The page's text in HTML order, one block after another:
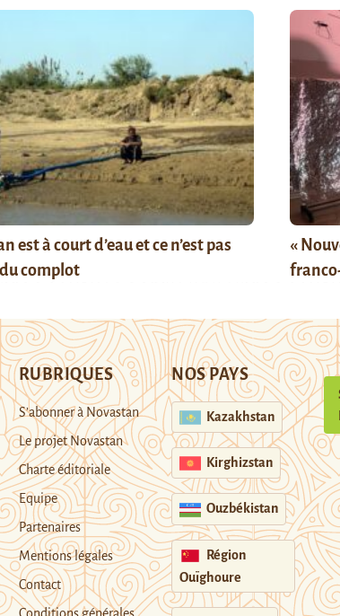
est à court d’eau et ce n’est pas
complot
«
RUBRIQUES
S’abonner à Novastan
Le projet Novastan
Charte éditoriale
Equipe
Partenaires
Mentions légales
Contact
Conditions générales
NOS PAYS
Kazakhstan
Kirghizstan
Ouzbékistan
Région
Ouïghoure